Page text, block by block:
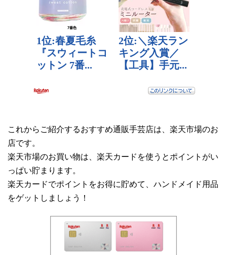
これからご紹介するおすすめ通販手芸店は、楽天市場のお
店です。
楽天市場のお買い物は、楽天カードを使うとポイントがい
っぱい貯まります。
楽天カードでポイントをお得に貯めて、ハンドメイド用品
をゲットしましょう！